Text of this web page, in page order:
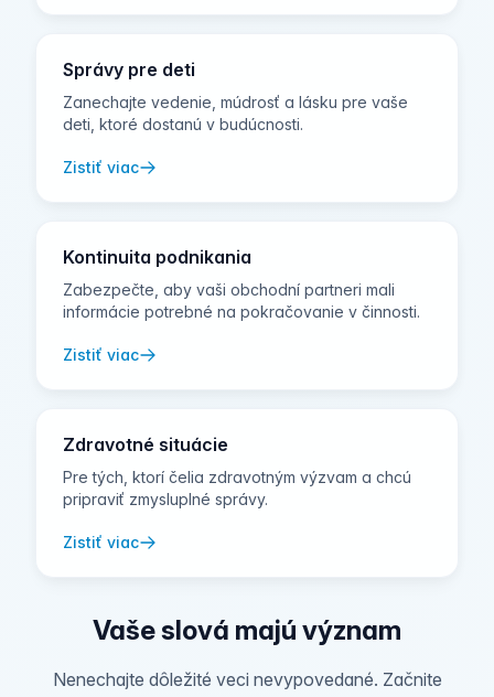
Správy pre deti
Zanechajte vedenie, múdrosť a lásku pre vaše
deti, ktoré dostanú v budúcnosti.
Zistiť viac
Kontinuita podnikania
Zabezpečte, aby vaši obchodní partneri mali
informácie potrebné na pokračovanie v činnosti.
Zistiť viac
Zdravotné situácie
Pre tých, ktorí čelia zdravotným výzvam a chcú
pripraviť zmysluplné správy.
Zistiť viac
Vaše slová majú význam
Nenechajte dôležité veci nevypovedané. Začnite